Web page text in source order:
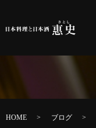
HOME ブログ